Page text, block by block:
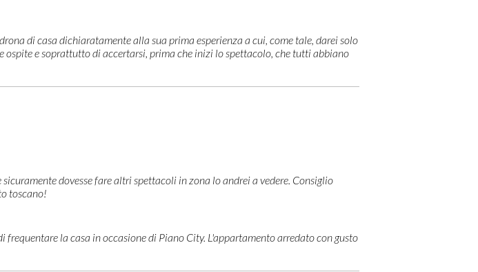
di casa dichiaratamente alla sua prima esperienza a cui, come tale, darei solo
ospite e soprattutto di accertarsi, prima che inizi lo spettacolo, che tutti abbiano
dovesse fare altri spettacoli in zona lo andrei a vedere. Consiglio
toscano!
la casa in occasione di Piano City. L'appartamento arredato con gusto